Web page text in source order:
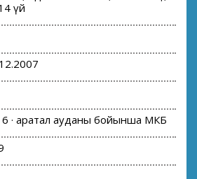
үй
· Қаратал ауданы бойынша МКБ